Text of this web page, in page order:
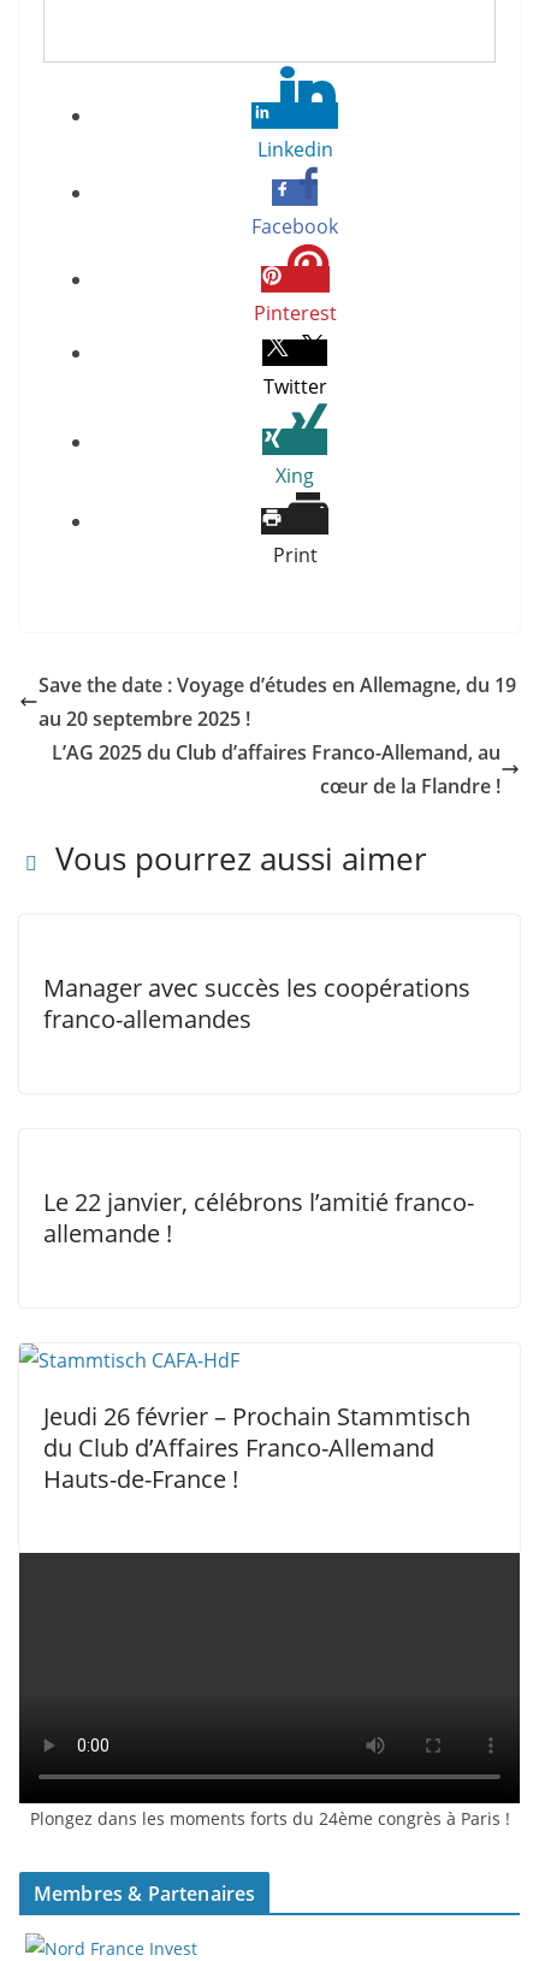
Linkedin
Facebook
Pinterest
Twitter
Xing
Print
Save the date : Voyage d’études en Allemagne, du 19
au 20 septembre 2025 !
L’AG 2025 du Club d’affaires Franco-Allemand, au
cœur de la Flandre !
Vous pourrez aussi aimer
Manager avec succès les coopérations
franco-allemandes
Le 22 janvier, célébrons l’amitié franco-
allemande !
Jeudi 26 février – Prochain Stammtisch
du Club d’Affaires Franco-Allemand
Hauts-de-France !
Plongez dans les moments forts du 24ème congrès à Paris !
Membres & Partenaires